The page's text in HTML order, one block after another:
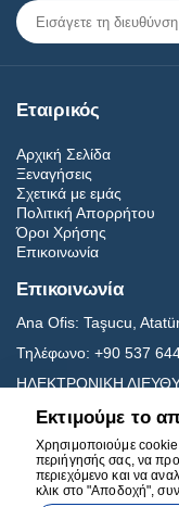
Εταιρικός
Αρχική Σελίδα
Ξεναγήσεις
Σχετικά με εμάς
Πολιτική Απορρήτου
Όροι Χρήσης
Επικοινωνία
Επικοινωνία
Ana Ofis: Taşucu,
Τηλέφωνο: +90 537
ΗΛΕΚΤΡΟΝΙΚΗ
Μεσα
Εκτιμούμε το
Χρησιμοποιούμε
περιήγησής σας, να
περιεχόμενο και να
κλικ στο "Αποδοχή",